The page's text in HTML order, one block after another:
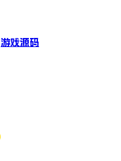
游戏源码